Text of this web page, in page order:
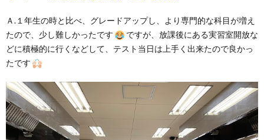
Ａ.１年生の時と比べ、グレードアップし、より専門的な科目が増え
たので、少し難しかったです
ですが、放課後にある実習室開放な
どに積極的に行くなどして、テスト当日は上手く出来たので良かっ
たです